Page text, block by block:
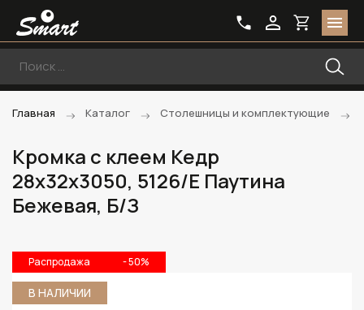
Главная Каталог Столешницы и комплектующие
Кромка с клеем Кедр
28х32х3050, 5126/E Паутина
Бежевая, Б/З
Распродажа - 50%
В НАЛИЧИИ